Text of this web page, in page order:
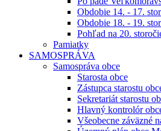
Obdobie 14. - 17.
Obdobie 18. - 19.
Pohľad na 20.
Pamiatky
SAMOSPRÁVA
Samospráva obce
Starosta obce
Zástupca starostu
Sekretariát starostu
Hlavný kontrolór
Všeobecne záväzné